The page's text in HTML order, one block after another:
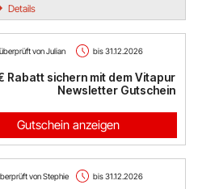
Details
überprüft von Julian bis 31.12.2026
Rabatt sichern mit dem Vitapur
Newsletter Gutschein
Gutschein anzeigen
von Stephie bis 31.12.2026